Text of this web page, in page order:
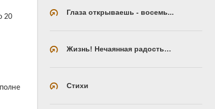
20
Глаза открываешь - восемь...
Жизнь! Нечаянная радость…
Стихи